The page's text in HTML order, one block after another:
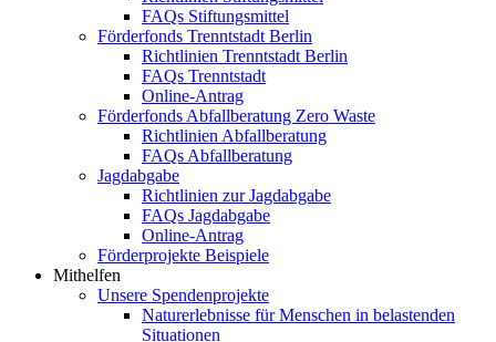
FAQs Stiftungsmittel
Förderfonds Trenntstadt Berlin
Richtlinien Trenntstadt Berlin
FAQs Trenntstadt
Online-Antrag
Förderfonds Abfallberatung Zero Waste
Richtlinien Abfallberatung
FAQs Abfallberatung
Jagdabgabe
Richtlinien zur Jagdabgabe
FAQs Jagdabgabe
Online-Antrag
Förderprojekte Beispiele
Mithelfen
Unsere Spendenprojekte
Naturerlebnisse für Menschen in belastenden
Situationen